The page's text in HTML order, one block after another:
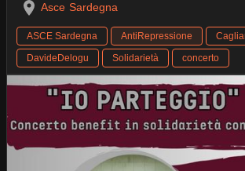
Asce Sardegna
ASCE Sardegna AntiRepressione
DavideDelogu
Solidarietà concerto